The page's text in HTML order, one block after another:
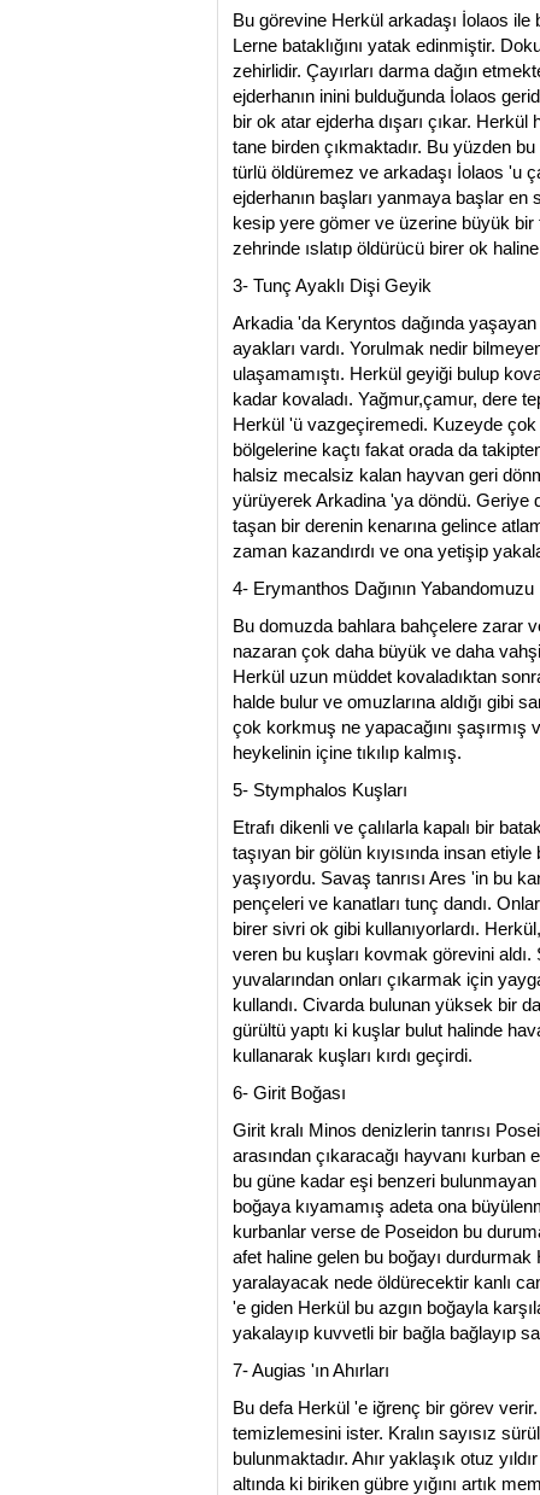
Bu görevine Herkül arkadaşı İolaos
Lerne bataklığını yatak edinmiştir.
zehirlidir. Çayırları darma dağın
ejderhanın inini bulduğunda İolaos
bir ok atar ejderha dışarı çıkar.
tane birden çıkmaktadır. Bu yüzden
türlü öldüremez ve arkadaşı İolaos 'u
ejderhanın başları yanmaya başlar en
kesip yere gömer ve üzerine büyük bir
zehrinde ıslatıp öldürücü birer ok
3- Tunç Ayaklı Dişi Geyik
Arkadia 'da Keryntos dağında
ayakları vardı. Yorulmak nedir
ulaşamamıştı. Herkül geyiği bulup
kadar kovaladı. Yağmur,çamur, dere
Herkül 'ü vazgeçiremedi. Kuzeyde
bölgelerine kaçtı fakat orada da
halsiz mecalsiz kalan hayvan geri
yürüyerek Arkadina 'ya döndü. Geriye
taşan bir derenin kenarına gelince
zaman kazandırdı ve ona yetişip
4- Erymanthos Dağının Yabandomuzu
Bu domuzda bahlara bahçelere zarar
nazaran çok daha büyük ve daha
Herkül uzun müddet kovaladıktan
halde bulur ve omuzlarına aldığı gibi
çok korkmuş ne yapacağını
heykelinin içine tıkılıp kalmış.
5- Stymphalos Kuşları
Etrafı dikenli ve çalılarla kapalı bir
taşıyan bir gölün kıyısında insan
yaşıyordu. Savaş tanrısı Ares 'in bu
pençeleri ve kanatları tunç dandı.
birer sivri ok gibi kullanıyorlardı.
veren bu kuşları kovmak görevini
yuvalarından onları çıkarmak için
kullandı. Civarda bulunan yüksek bir
gürültü yaptı ki kuşlar bulut halinde
kullanarak kuşları kırdı geçirdi.
6- Girit Boğası
Girit kralı Minos denizlerin tanrısı
arasından çıkaracağı hayvanı
bu güne kadar eşi benzeri
boğaya kıyamamış adeta ona
kurbanlar verse de Poseidon bu
afet haline gelen bu boğayı
yaralayacak nede öldürecektir kanlı
'e giden Herkül bu azgın boğayla
yakalayıp kuvvetli bir bağla bağlayıp
7- Augias 'ın Ahırları
Bu defa Herkül 'e iğrenç bir görev verir.
temizlemesini ister. Kralın sayısız
bulunmaktadır. Ahır yaklaşık otuz
altında ki biriken gübre yığını artık